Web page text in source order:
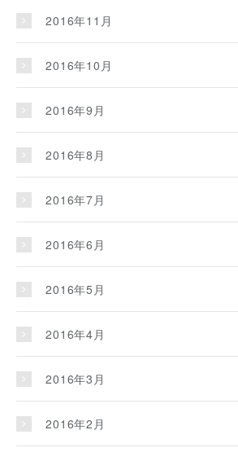
2016年11月
2016年10月
2016年9月
2016年8月
2016年7月
2016年6月
2016年5月
2016年4月
2016年3月
2016年2月